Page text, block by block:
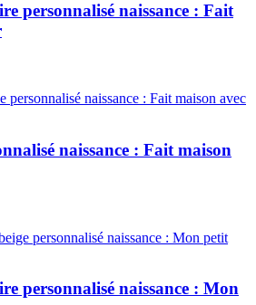
personnalisé naissance : Fait
naissance : Fait maison
personnalisé naissance : Mon